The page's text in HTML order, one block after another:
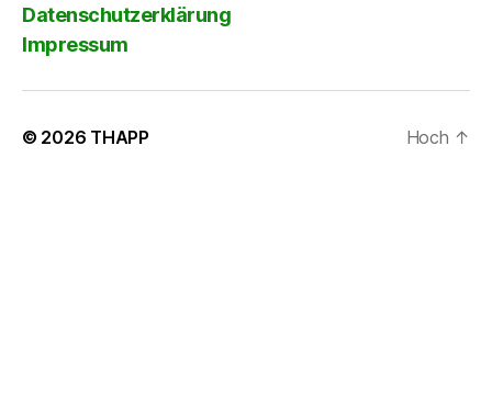
Datenschutzerklärung
Impressum
© 2026 THAPP Hoch ↑